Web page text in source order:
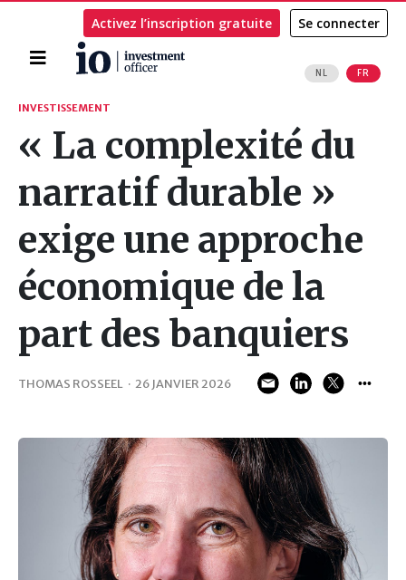
Accueil
NL FR
Activez l’inscription gratuite Se connecter
Rechercher
INVESTISSEMENT
« La complexité du
narratif durable »
exige une approche
économique de la
part des banquiers
THOMAS ROSSEEL · 26 JANVIER 2026